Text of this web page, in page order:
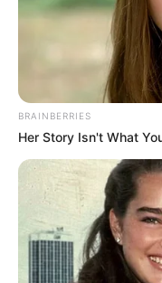
bySzerző • May 10,
BRAINBERRIES
Her Story Isn't What